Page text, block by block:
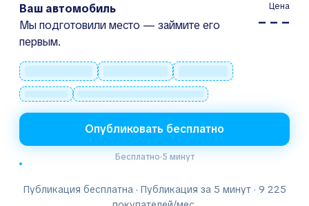
Ваш автомобиль
Мы подготовили место — займите его
первым.
Цена
– – –
Опубликовать бесплатно
Бесплатно·5 минут
Публикация бесплатна · Публикация за 5 минут · 9 225